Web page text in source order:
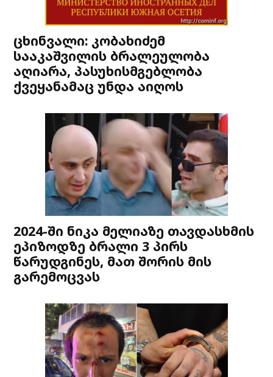
ცხინვალი: კობახიძემ
სააკაშვილის ბრალეულობა
აღიარა, პასუხისმგებლობა
ქვეყანამაც უნდა აიღოს
2024-ში ნიკა მელიაზე თავდასხმის
ეპიზოდზე ბრალი 3 პირს
წარუდგინეს, მათ შორის მის
გარემოცვას